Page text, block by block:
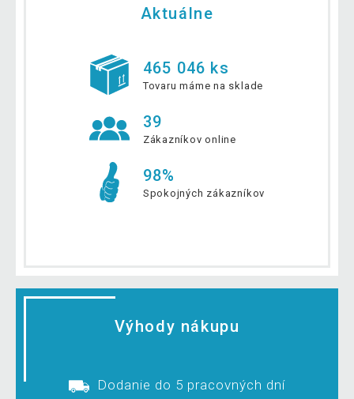
Aktuálne
465 046 ks
Tovaru máme na sklade
39
Zákazníkov online
98%
Spokojných zákazníkov
Výhody nákupu
Dodanie do 5 pracovných dní